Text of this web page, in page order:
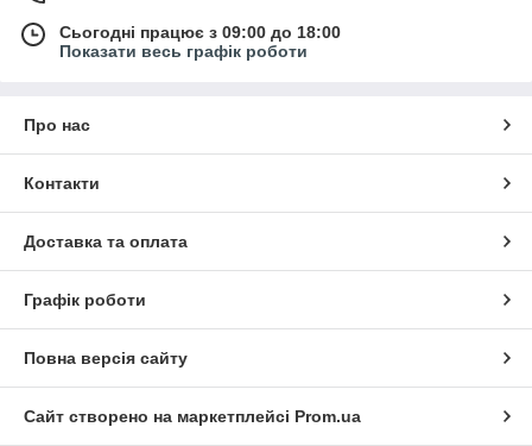
Сьогодні працює з 09:00 до 18:00
Показати весь графік роботи
Про нас
Контакти
Доставка та оплата
Графік роботи
Повна версія сайту
Сайт створено на маркетплейсі Prom.ua